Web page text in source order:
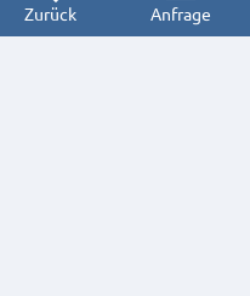
Zurück Anfrage